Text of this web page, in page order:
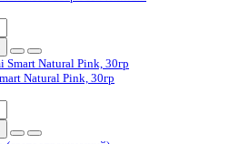
Natural Pink, 30гр